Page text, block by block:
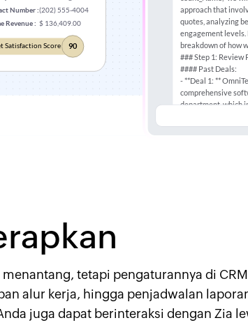
tetapi pengaturannya di
alur kerja, hingga penjadwalan
juga dapat berinteraksi dengan Zia